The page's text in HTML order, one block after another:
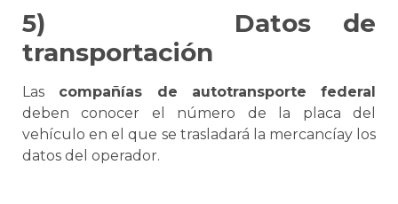
5)
Datos de
transportación
Las compañías de autotransporte
federal
deben conocer el número de la placa del
vehículo en el que se trasladará la mercancíay los
datos del operador.